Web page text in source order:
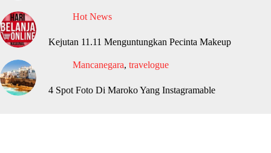
Hot News
Kejutan 11.11 Menguntungkan Pecinta Makeup
Mancanegara, travelogue
4 Spot Foto Di Maroko Yang Instagramable